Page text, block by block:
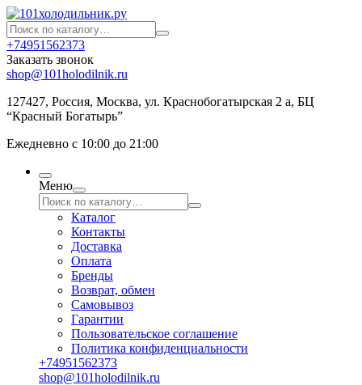
+74951562373
Заказать звонок
shop@101holodilnik.ru
127427, Россия, Москва, ул. Краснобогатырская 2 а, БЦ
“Красный Богатырь”
Ежедневно с 10:00 до 21:00
Меню
Каталог
Контакты
Доставка
Оплата
Бренды
Возврат, обмен
Самовывоз
Гарантии
Пользовательское соглашение
Политика конфиденциальности
+74951562373
shop@101holodilnik.ru